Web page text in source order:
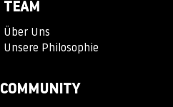
TEAM
Über Uns
Unsere Philosophie
COMMUNITY